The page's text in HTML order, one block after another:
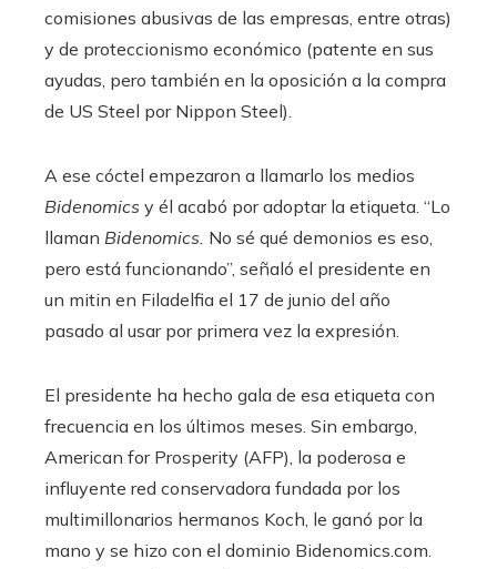
comisiones abusivas de las empresas, entre otras)
y de proteccionismo económico (patente en sus
ayudas, pero también en la oposición a la compra
de US Steel por Nippon Steel).
A ese cóctel empezaron a llamarlo los medios
Bidenomics y él acabó por adoptar la etiqueta. “Lo
llaman Bidenomics. No sé qué demonios es eso,
pero está funcionando”, señaló el presidente en
un mitin en Filadelfia el 17 de junio del año
pasado al usar por primera vez la expresión.
El presidente ha hecho gala de esa etiqueta con
frecuencia en los últimos meses. Sin embargo,
American for Prosperity (AFP), la poderosa e
influyente red conservadora fundada por los
multimillonarios hermanos Koch, le ganó por la
mano y se hizo con el dominio Bidenomics.com.